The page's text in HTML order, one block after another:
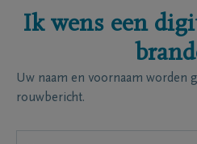
Ik wens een
Uw naam en voornaam worden
rouwbericht.